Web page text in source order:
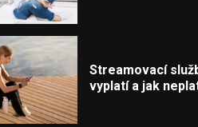
Streamovací
vyplatí a jak